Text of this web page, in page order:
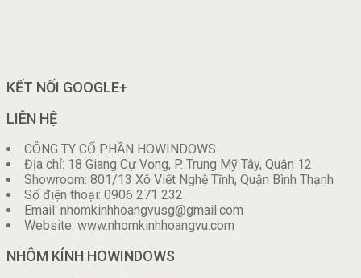
KẾT NỐI GOOGLE+
LIÊN HỆ
CÔNG TY CỔ PHẦN HOWINDOWS
Địa chỉ: 18 Giang Cự Vọng, P. Trung Mỹ Tây, Quận 12
Showroom: 801/13 Xô Viết Nghệ Tĩnh, Quận Bình Thạnh
Số điện thoại: 0906 271 232
Email: nhomkinhhoangvusg@gmail.com
Website: www.nhomkinhhoangvu.com
NHÔM KÍNH HOWINDOWS